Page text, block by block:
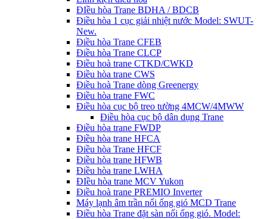
ĐIều hòa Trane BDHA / BDCB
Điều hòa 1 cục giải nhiệt nước Model: SWUT-
New.
Điều hòa Trane CFEB
Điều hòa Trane CLCP
Điều hoà trane CTKD/CWKD
Điều hòa trane CWS
Điều hoà Trane dòng Greenergy
Điều hòa trane FWC
Điều hòa cục bộ treo tường 4MCW/4MWW
Điều hòa cục bộ dân dụng Trane
Điều hòa trane FWDP
Điều hòa trane HFCA
Điều hòa Trane HFCF
Điều hòa trane HFWB
Điều hòa trane LWHA
ĐIều hòa trane MCV Yukon
Điều hoà trane PREMIO Inverter
Máy lạnh âm trần nối ống gió MCD Trane
Điều hòa Trane đặt sàn nối ống gió. Model: